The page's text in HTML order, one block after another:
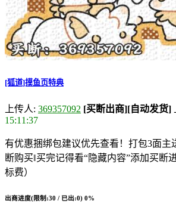
[狐道]摸鱼页特典
上传人: 369357092 [买断出商][自动发货]
15:11:37
有优惠捆绑包建议优先查看！打包3面主
断购买‖买完记得看“隐藏内容”添加买断
标费）
出商进度(限制:30 / 已出:0) 0%